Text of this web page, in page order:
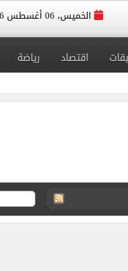
الخميس، 06 أغسطس 2026
اقتصاد رياضة